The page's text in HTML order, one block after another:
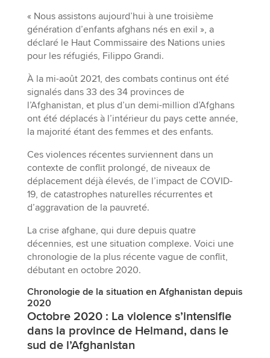
« Nous assistons aujourd’hui à une troisième
génération d’enfants afghans nés en exil », a
déclaré le Haut Commissaire des Nations unies
pour les réfugiés, Filippo Grandi.
À la mi-août 2021, des combats continus ont été
signalés dans 33 des 34 provinces de
l’Afghanistan, et plus d’un demi-million d’Afghans
ont été déplacés à l’intérieur du pays cette année,
la majorité étant des femmes et des enfants.
Ces violences récentes surviennent dans un
contexte de conflit prolongé, de niveaux de
déplacement déjà élevés, de l’impact de COVID-
19, de catastrophes naturelles récurrentes et
d’aggravation de la pauvreté.
La crise afghane, qui dure depuis quatre
décennies, est une situation complexe. Voici une
chronologie de la plus récente vague de conflit,
débutant en octobre 2020.
Chronologie de la situation en Afghanistan depuis
2020
Octobre 2020 : La violence s’intensifie
dans la province de Helmand, dans le
sud de l’Afghanistan